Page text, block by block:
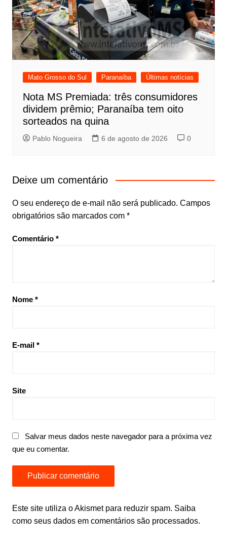
Mato Grosso do Sul Paranaíba Últimas notícias
Nota MS Premiada: três consumidores
dividem prêmio; Paranaíba tem oito
sorteados na quina
Pablo Nogueira 6 de agosto de 2026 0
Deixe um comentário
O seu endereço de e-mail não será publicado. Campos
obrigatórios são marcados com *
Comentário *
Nome *
E-mail *
Site
Salvar meus dados neste navegador para a próxima vez
que eu comentar.
Este site utiliza o Akismet para reduzir spam. Saiba
como seus dados em comentários são processados.